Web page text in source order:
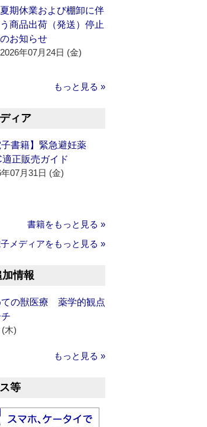
夏期休業および棚卸に伴
う商品出荷（発送）停止
のお知らせ
2026年07月24日 (金)
もっと見る »
ィア
子書籍】緊急避妊薬
適正販売ガイド
07月31日 (金)
書籍をもっと見る »
メディアをもっと見る »
情報
ての獣医療 薬学的観点
木)
もっと見る »
等